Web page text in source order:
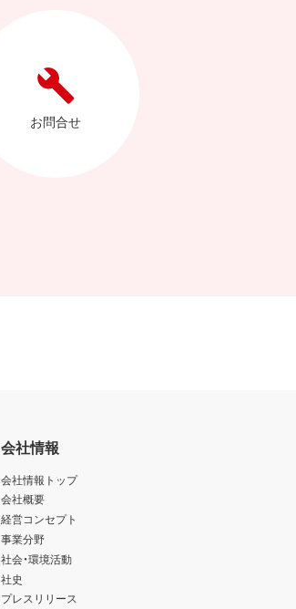
お問合せ
会社情報
会社情報トップ
会社概要
経営コンセプト
事業分野
社会・環境活動
社史
プレスリリース